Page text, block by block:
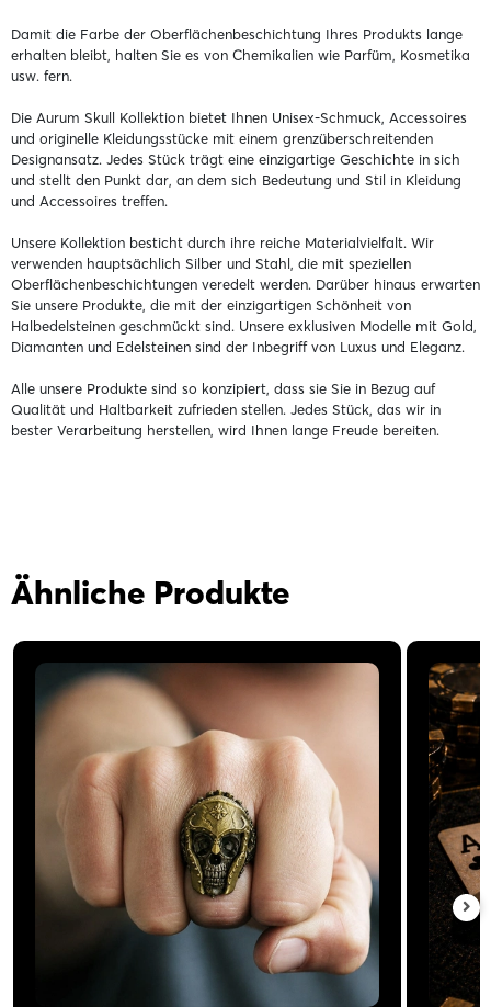
Damit die Farbe der Oberflächenbeschichtung Ihres Produkts lange
erhalten bleibt, halten Sie es von Chemikalien wie Parfüm, Kosmetika
usw. fern.
Die Aurum Skull Kollektion bietet Ihnen Unisex-Schmuck, Accessoires
und originelle Kleidungsstücke mit einem grenzüberschreitenden
Designansatz. Jedes Stück trägt eine einzigartige Geschichte in sich
und stellt den Punkt dar, an dem sich Bedeutung und Stil in Kleidung
und Accessoires treffen.
Unsere Kollektion besticht durch ihre reiche Materialvielfalt. Wir
verwenden hauptsächlich Silber und Stahl, die mit speziellen
Oberflächenbeschichtungen veredelt werden. Darüber hinaus erwarten
Sie unsere Produkte, die mit der einzigartigen Schönheit von
Halbedelsteinen geschmückt sind. Unsere exklusiven Modelle mit Gold,
Diamanten und Edelsteinen sind der Inbegriff von Luxus und Eleganz.
Alle unsere Produkte sind so konzipiert, dass sie Sie in Bezug auf
Qualität und Haltbarkeit zufrieden stellen. Jedes Stück, das wir in
bester Verarbeitung herstellen, wird Ihnen lange Freude bereiten.
Ähnliche Produkte